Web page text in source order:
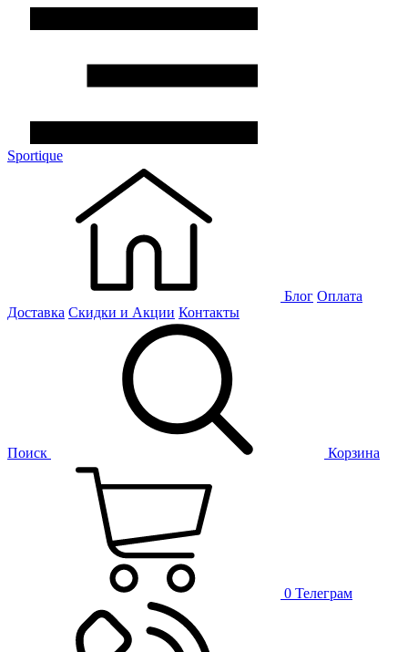
Sportique
Блог Оплата
Доставка Скидки и Акции Контакты
Поиск Корзина
0 Телеграм